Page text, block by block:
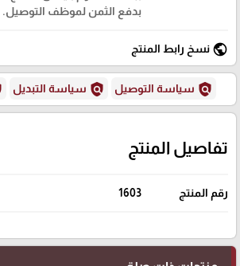
بدفع الثمن لموظف التوصيل.
public نسخ رابط المنتج
policy سياسة التوصيل policy سياسة التبديل
تفاصيل المنتج
رقم المنتج 1603